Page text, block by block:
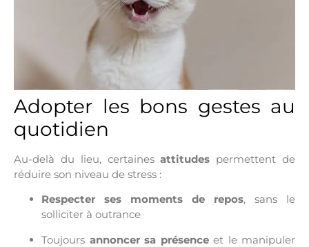
Adopter les bons gestes au
quotidien
Au-delà du lieu, certainesattitudes permettent de
réduire son niveau de stress :
Respecter ses moments de repos, sans le
solliciter à outrance
Toujours annoncer sa présenceet le manipuler